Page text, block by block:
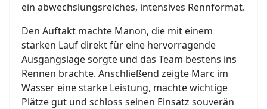
ein abwechslungsreiches, intensives Rennformat.
Den Auftakt machte Manon, die mit einem
starken Lauf direkt für eine hervorragende
Ausgangslage sorgte und das Team bestens ins
Rennen brachte. Anschließend zeigte Marc im
Wasser eine starke Leistung, machte wichtige
Plätze gut und schloss seinen Einsatz souverän